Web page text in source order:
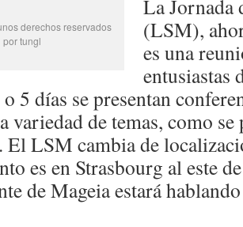
derechos reservados
por tungl
La Jornada
(LSM),
es una
entusiastas
5 días se presentan
variedad de temas, como se
El LSM cambia de
es en Strasbourg al este
de Mageia estará